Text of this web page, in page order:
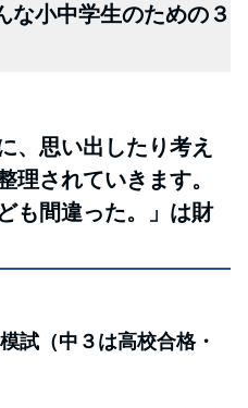
な小中学生のための３
、思い出したり考え
理されていきます。
も間違った。」は財
試（中３は高校合格・